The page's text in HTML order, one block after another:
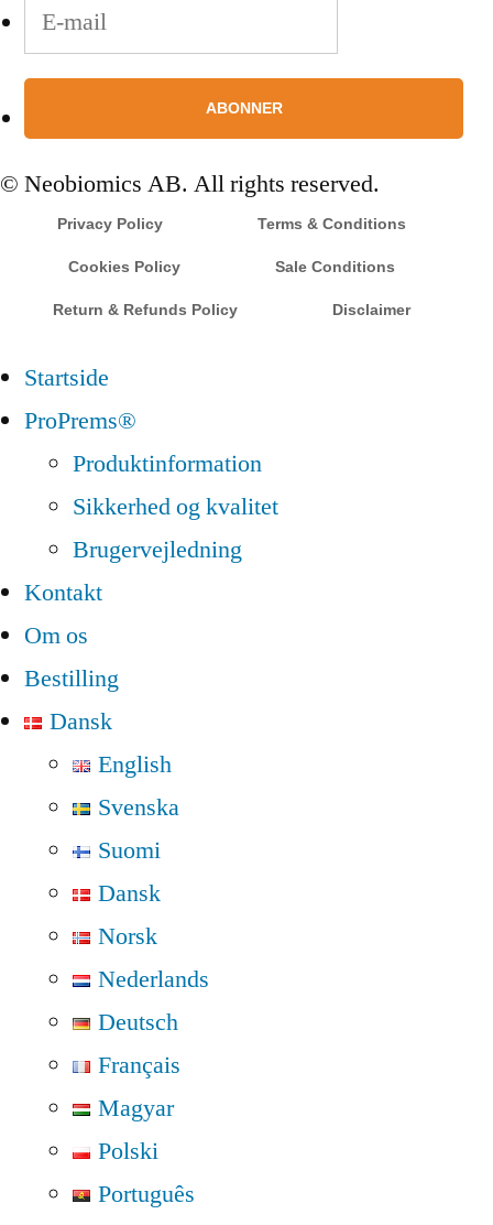
© Neobiomics AB. All rights reserved.
Privacy Policy Terms & Conditions
Cookies Policy Sale Conditions
Return & Refunds Policy Disclaimer
Startside
ProPrems®
Produktinformation
Sikkerhed og kvalitet
Brugervejledning
Kontakt
Om os
Bestilling
Dansk
English
Svenska
Suomi
Dansk
Norsk
Nederlands
Deutsch
Français
Magyar
Polski
Português